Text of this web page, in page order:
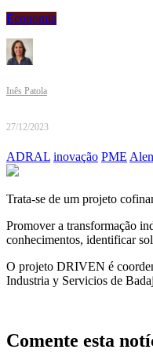
Economia
Inês Patola
27/12/2023
ADRAL inovação PME
Trata-se de um projeto
Promover a transformação
conhecimentos, identificar
O projeto DRIVEN é
Industria y Servicios de
Comente esta